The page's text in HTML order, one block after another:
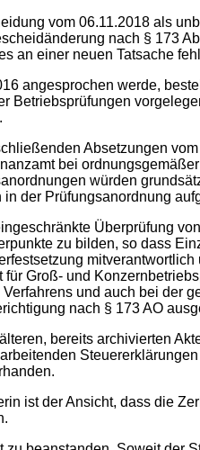
vom 06.11.2018 als
nach § 173
an einer neuen Tatsache
angesprochen werde,
Absetzungen
bei
würden
der Prüfungsanordnung
Überprüfung
zu bilden, so dass
Groß- und
und auch bei der
nach § 173 AO
bereits archivierten
ist der Ansicht, dass die